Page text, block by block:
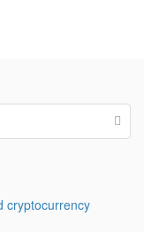
cryptocurrency